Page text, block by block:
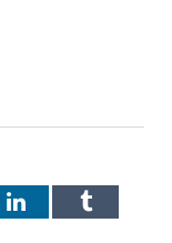
LinkedInTumblr